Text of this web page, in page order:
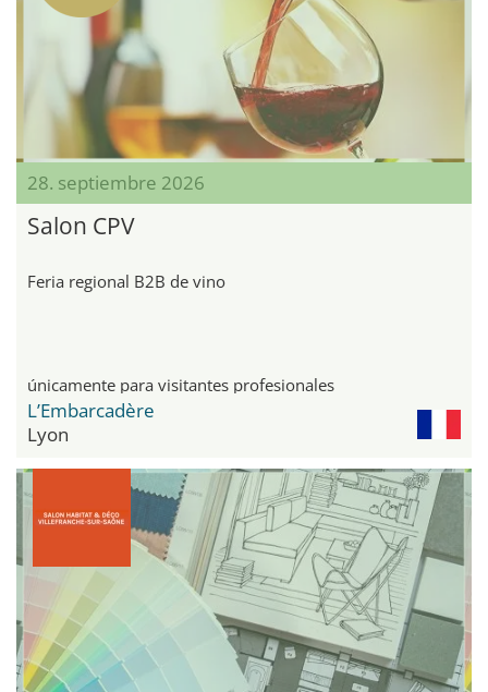
28. septiembre 2026
Salon CPV
Feria regional B2B de vino
únicamente para visitantes profesionales
L’Embarcadère
Lyon